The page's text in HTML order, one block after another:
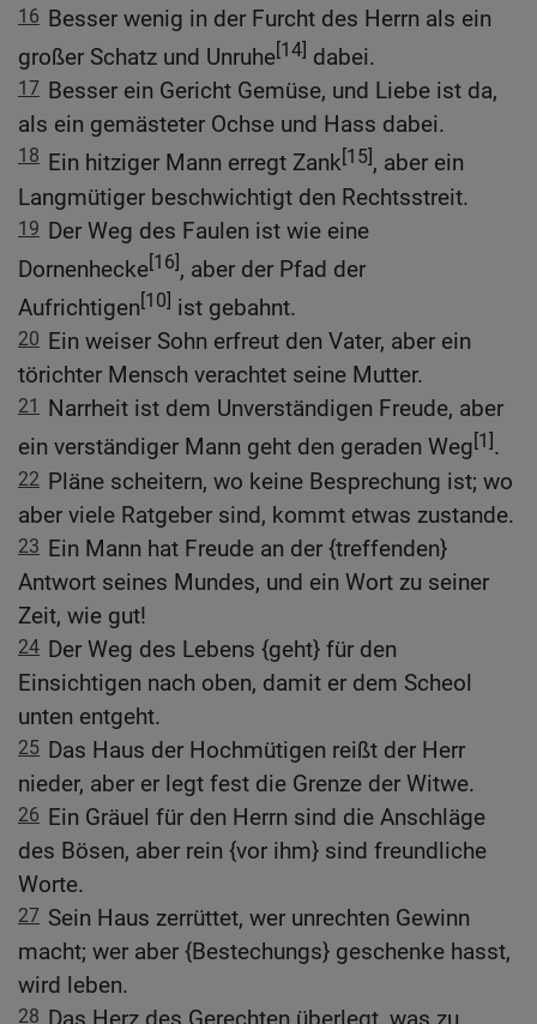
16 Besser wenig in der Furcht des Herrn als ein
großer Schatz und Unruhe[14] dabei.
17 Besser ein Gericht Gemüse, und Liebe ist da,
als ein gemästeter Ochse und Hass dabei.
18 Ein hitziger Mann erregt Zank[15], aber ein
Langmütiger beschwichtigt den Rechtsstreit.
19 Der Weg des Faulen ist wie eine
Dornenhecke[16], aber der Pfad der
Aufrichtigen[10] ist gebahnt.
20 Ein weiser Sohn erfreut den Vater, aber ein
törichter Mensch verachtet seine Mutter.
21
Narrheit ist dem Unverständigen Freude, aber
ein verständiger Mann geht den geraden Weg[1].
22 Pläne scheitern, wo keine Besprechung ist; wo
aber viele Ratgeber sind, kommt etwas zustande.
23 Ein Mann hat Freude an der {treffenden}
Antwort seines Mundes, und ein Wort zu seiner
Zeit, wie gut!
24 Der Weg des Lebens {geht} für den
Einsichtigen nach oben, damit er dem Scheol
unten entgeht.
25 Das Haus der Hochmütigen reißt der Herr
nieder, aber er legt fest die Grenze der Witwe.
26 Ein Gräuel für den Herrn sind die Anschläge
des Bösen, aber rein {vor ihm} sind freundliche
Worte.
27 Sein Haus zerrüttet, wer unrechten Gewinn
macht; wer aber {Bestechungs} geschenke hasst,
wird leben.
28 Das Herz des Gerechten überlegt, was zu